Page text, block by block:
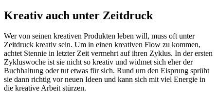
Kreativ auch unter Zeitdruck
Wer von seinen kreativen Produkten leben will, muss oft unter
Zeitdruck kreativ sein. Um in einen kreativen Flow zu kommen,
achtet Stennie in letzter Zeit vermehrt auf ihren Zyklus. In der ersten
Zykluswoche ist sie nicht so kreativ und widmet sich eher der
Buchhaltung oder tut etwas für sich. Rund um den Eisprung sprüht
sie dann richtig vor neuen Ideen und kann sich mit viel Energie in
die kreative Arbeit stürzen.